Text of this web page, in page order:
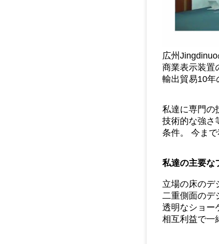
広州
商業表示装置
輸出貿易10年
私達に専門の
技術的な強さ
条件。
今ま
私達の主要な
立場の床のデ
二重側面のデ
透明なショー
相互利益で一